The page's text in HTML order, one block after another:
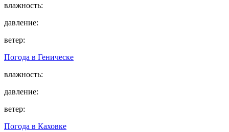
влажность:
давление:
ветер:
Погода в Геническе
влажность:
давление:
ветер:
Погода в Каховке